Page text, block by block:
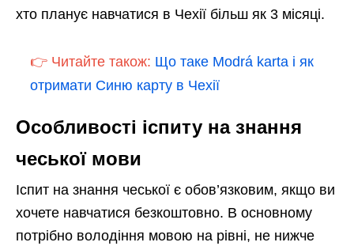
хто планує навчатися в Чехії більш як 3 місяці.
👉 Читайте також: Що таке Modrá karta і як
отримати Синю карту в Чехії
Особливості іспиту на знання
чеської мови
Іспит на знання чеської є обов’язковим, якщо ви
хочете навчатися безкоштовно. В основному
потрібно володіння мовою на рівні, не нижче